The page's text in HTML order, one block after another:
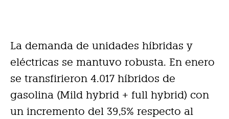
La demanda de unidades híbridas y
eléctricas se mantuvo robusta. En enero
se transfirieron 4.017 híbridos de
gasolina (Mild hybrid + full hybrid) con
un incremento del 39,5% respecto al